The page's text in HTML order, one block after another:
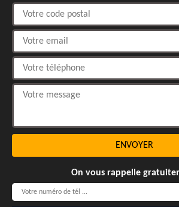
On vous rappelle